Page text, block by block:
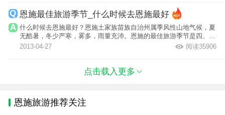
恩施最佳旅游季节_什么时候去恩施最好
什么时候去恩施最好？恩施土家族苗族自治州属季风性山地气候，夏
无酷暑，冬少严寒，雾多，雨量充沛。恩施的最佳旅游季节是四、五
月份。
2013-04-27 阅读35906
点击载入更多
恩施旅游推荐关注